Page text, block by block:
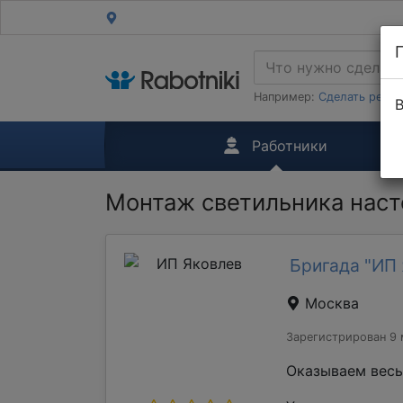
Например: Сделать
Работники
Монтаж светильника
Бригада "ИП
Москва
Зарегистрирован 9
Оказываем